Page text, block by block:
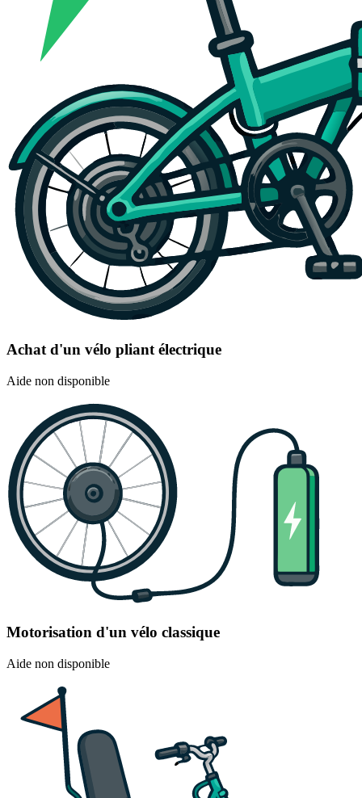
Achat d'un vélo pliant électrique
Aide non disponible
Motorisation d'un vélo classique
Aide non disponible